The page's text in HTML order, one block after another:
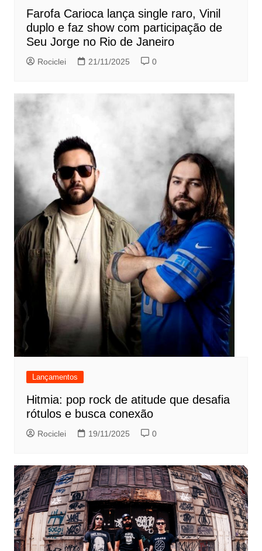
Farofa Carioca lança single raro, Vinil
duplo e faz show com participação de
Seu Jorge no Rio de Janeiro
Rociclei 21/11/2025 0
Lançamentos
Hitmia: pop rock de atitude que desafia
rótulos e busca conexão
Rociclei 19/11/2025 0